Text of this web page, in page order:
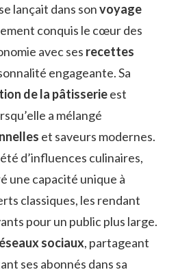
se lançait dans sonvoyage
conquis le cœur des
avec ses recettes
engageante. Sa
de la pâtisserieest
a mélangé
et saveurs modernes.
d’influences culinaires,
une capacité unique à
classiques, les rendant
pour un public plus large.
sociaux, partageant
ses abonnés dans sa